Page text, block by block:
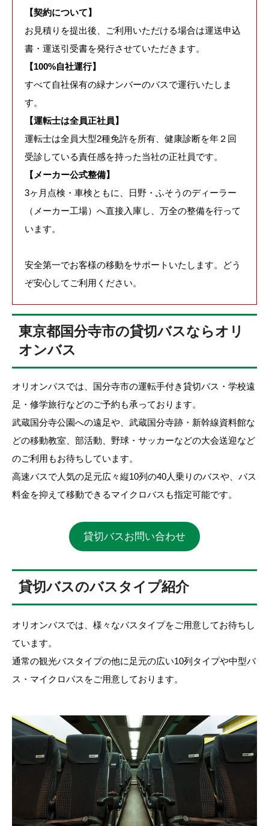
【契約について】
お見積りを提出後、ご利用いただける場合は運送申込
書・運送引受書を発行させていただきます。
【100%自社運行】
すべて自社保有の緑ナンバーのバスで運行いたしま
す。
【運転士は全員正社員】
運転士は全員大型2種免許を所有、健康診断を年２回
受診している責任感を持った当社の正社員です。
【メーカー公式整備】
3ヶ月点検・車検ともに、日野・ふそうのディーラー
（メーカー工場）へ直接入庫し、万全の整備を行って
います。
安全第一でお客様の移動をサポートいたします。どう
ぞ安心してご利用ください。
東京都国分寺市の貸切バスならオリ
オンバス
オリオンバスでは、国分寺市の運転手付き貸切バス・学校遠
足・修学旅行などのご予約も承っております。
武蔵国分寺公園への遠足や、武蔵国分寺跡・新幹線資料館な
どの移動教室、部活動、野球・サッカーなどの大会送迎など
のご利用もお待ちしています。
高速バスで人気の足元広々縦10列の40人乗りのバスや、バス
料金を抑えて移動できるマイクロバスも指定可能です。
貸切バスお問い合わせ
貸切バスのバスタイプ紹介
オリオンバスでは、様々なバスタイプをご用意してお待ちし
ています。
通常の観光バスタイプの他に足元の広い10列タイプや中型バ
ス・マイクロバスをご用意しております。